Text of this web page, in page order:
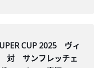
CUP 2025 ヴィ
対 サンフレッチェ